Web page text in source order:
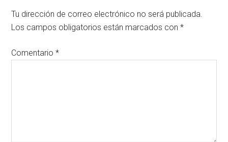
Tu dirección de correo electrónico no será publicada.
Los campos obligatorios están marcados con*
Comentario*